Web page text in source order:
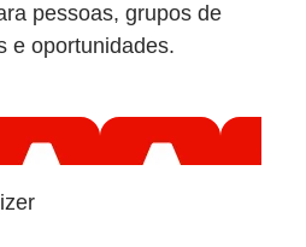
pessoas, grupos de
e oportunidades.